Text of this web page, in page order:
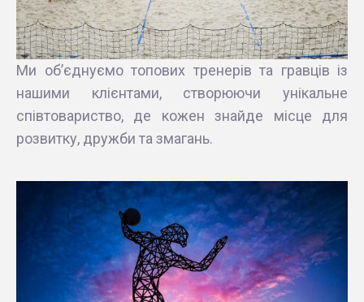
Ми об’єднуємо топових тренерів та гравців із
нашими клієнтами, створюючи унікальне
співтовариство, де кожен знайде місце для
розвитку, дружби та змагань.